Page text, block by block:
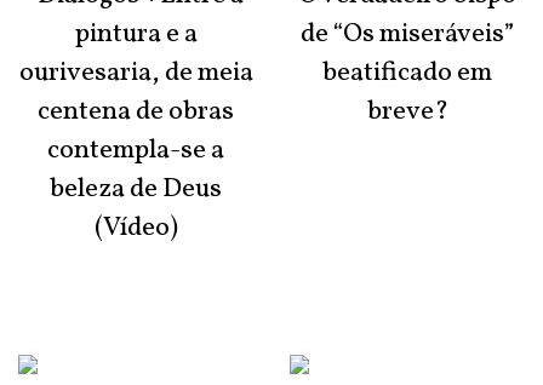
pintura e a
ourivesaria, de meia
centena de obras
contempla-se a
beleza de Deus
(Vídeo)
de “Os miseráveis”
beatificado em
breve?